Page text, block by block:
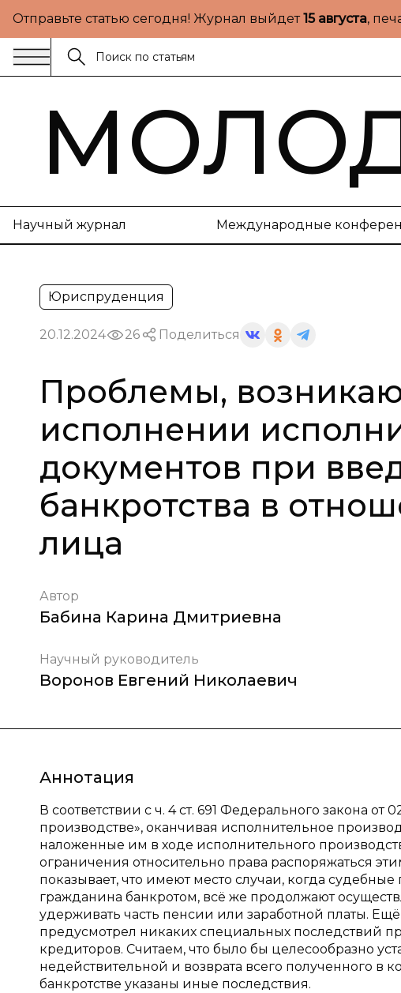
Отправьте статью сегодня! Журнал выйдет15 августа,
Научный журнал Международные
Юриспруденция
20.12.2024 26 Поделиться
Проблемы,
исполнении
документов при
банкротства в
лица
Автор
Бабина Карина Дмитриевна
Научный руководитель
Воронов Евгений Николаевич
Аннотация
В соответствии с ч. 4 ст. 691 Федерального закона
производстве», оканчивая исполнительное
наложенные им в ходе исполнительного
ограничения относительно права распоряжаться
показывает, что имеют место случаи, когда
гражданина банкротом, всё же продолжают
удерживать часть пенсии или заработной платы.
предусмотрел никаких специальных последствий
кредиторов. Считаем, что было бы целесообразно
недействительной и возврата всего полученного в
банкротстве указаны иные последствия.